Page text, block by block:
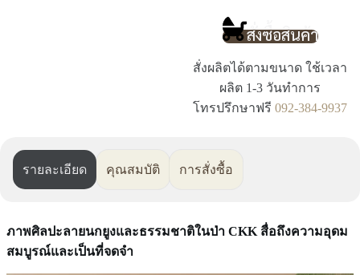
สั่งซื้อสินค้า
สั่งผลิตได้ตามขนาด ใช้เวลา
ผลิต 1-3 วันทำการ
โทรปรึกษาฟรี 092-384-9937
รายละเอียด คุณสมบัติ การสั่งซื้อ
ภาพศิลปะลายนกยูงและธรรมชาติในป่า CKK สื่อถึงความอุดม
สมบูรณ์และเป็นที่จดจำ